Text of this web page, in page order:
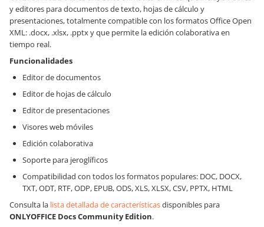
y editores para documentos de texto, hojas de cálculo y
presentaciones, totalmente compatible con los formatos Office Open
XML: .docx, .xlsx, .pptx y que permite la edición colaborativa en
tiempo real.
Funcionalidades
Editor de documentos
Editor de hojas de cálculo
Editor de presentaciones
Visores web móviles
Edición colaborativa
Soporte para jeroglíficos
Compatibilidad con todos los formatos populares: DOC, DOCX,
TXT, ODT, RTF, ODP, EPUB, ODS, XLS, XLSX, CSV, PPTX, HTML
Consulta la lista detallada de característicasdisponibles para
ONLYOFFICE DocsCommunity Edition.